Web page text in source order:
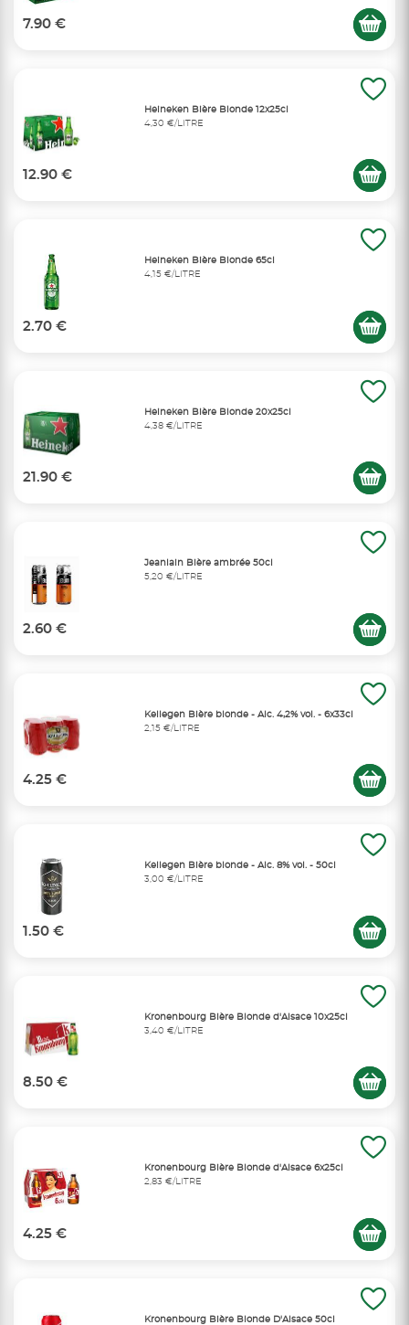
7.90 €
Heineken Bière Blonde 12x25cl
4,30 €/LITRE
12.90 €
Heineken Bière Blonde 65cl
4,15 €/LITRE
2.70 €
Heineken Bière Blonde 20x25cl
4,38 €/LITRE
21.90 €
Jeanlain Bière ambrée 50cl
5,20 €/LITRE
2.60 €
Kellegen Bière blonde - Alc. 4,2% vol. - 6x33cl
2,15 €/LITRE
4.25 €
Kellegen Bière blonde - Alc. 8% vol. - 50cl
3,00 €/LITRE
1.50 €
Kronenbourg Bière Blonde d'Alsace 10x25cl
3,40 €/LITRE
8.50 €
Kronenbourg Bière Blonde d'Alsace 6x25cl
2,83 €/LITRE
4.25 €
Kronenbourg Bière Blonde D'Alsace 50cl